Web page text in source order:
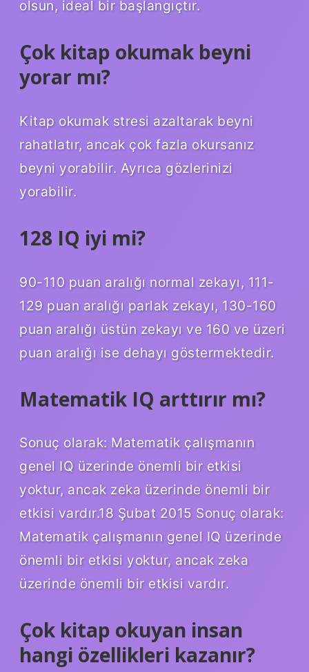
olsun, ideal bir başlangıçtır.
Çok kitap okumak beyni
yorar mı?
Kitap okumak stresi azaltarak beyni
rahatlatır, ancak çok fazla okursanız
beyni yorabilir. Ayrıca gözlerinizi
yorabilir.
128 IQ iyi mi?
90-110 puan aralığı normal zekayı, 111-
129 puan aralığı parlak zekayı, 130-160
puan aralığı üstün zekayı ve 160 ve üzeri
puan aralığı ise dehayı göstermektedir.
Matematik IQ arttırır mı?
Sonuç olarak: Matematik çalışmanın
genel IQ üzerinde önemli bir etkisi
yoktur, ancak zeka üzerinde önemli bir
etkisi vardır.18 Şubat 2015 Sonuç olarak:
Matematik çalışmanın genel IQ üzerinde
önemli bir etkisi yoktur, ancak zeka
üzerinde önemli bir etkisi vardır.
Çok kitap okuyan insan
hangi özellikleri kazanır?